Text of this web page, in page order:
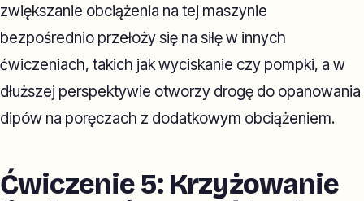
zwiększanie obciążenia na tej maszynie
bezpośrednio przełoży się na siłę w innych
ćwiczeniach, takich jak wyciskanie czy pompki, a w
dłuższej perspektywie otworzy drogę do opanowania
dipów na poręczach z dodatkowym obciążeniem.
Ćwiczenie 5: Krzyżowanie